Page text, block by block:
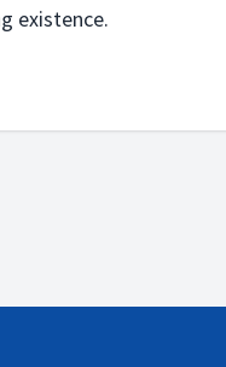
existence.